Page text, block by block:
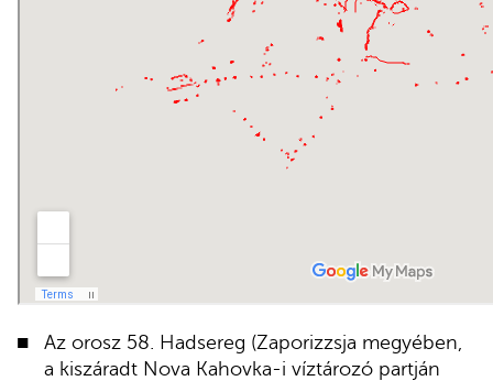
Az orosz 58. Hadsereg (Zaporizzsja megyében,
a kiszáradt Nova Kahovka-i víztározó partján